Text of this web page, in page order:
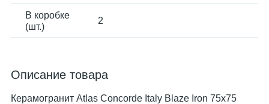
В коробке
(шт.)
2
Описание товара
Керамогранит Atlas Concorde Italy Blaze Iron 75x75